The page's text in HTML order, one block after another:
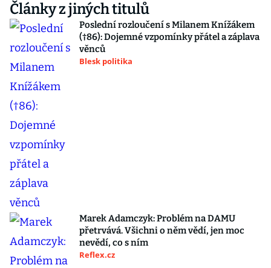
Články z jiných titulů
Poslední rozloučení s Milanem Knížákem
(†86): Dojemné vzpomínky přátel a záplava
věnců
Blesk politika
Marek Adamczyk: Problém na DAMU
přetrvává. Všichni o něm vědí, jen moc
nevědí, co s ním
Reflex.cz